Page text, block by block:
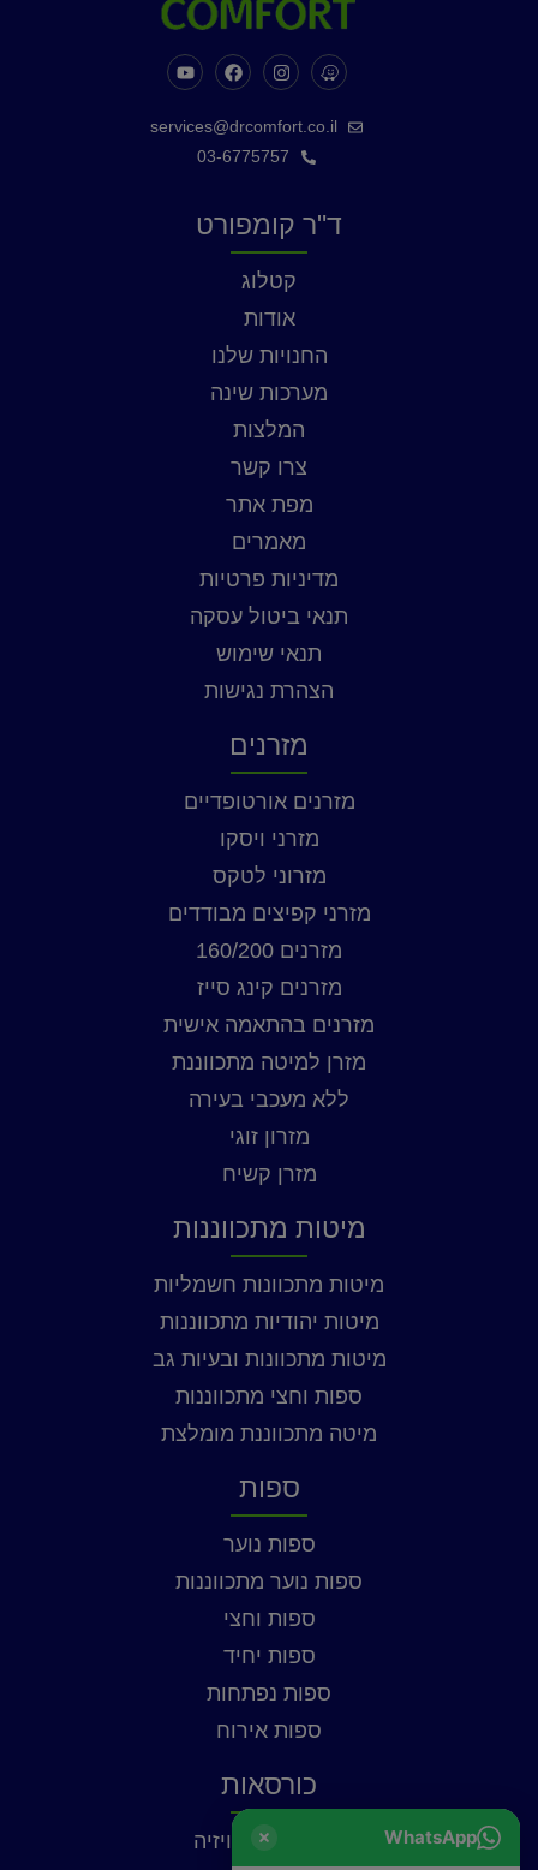
services@drcomfort.co.il
03-6775757
ד"ר קומפורט
קטלוג
אודות
החנויות שלנו
מערכות שינה
המלצות
צרו קשר
מפת אתר
מאמרים
מדיניות פרטיות
תנאי ביטול עסקה
תנאי שימוש
הצהרת נגישות
מזרנים
מזרנים אורטופדיים
מזרני ויסקו
מזרוני לטקס
מזרני קפיצים מבודדים
מזרנים 160/200
מזרנים קינג סייז
מזרנים בהתאמה אישית
מזרן למיטה מתכווננת
ללא מעכבי בעירה
מזרון זוגי
מזרן קשיח
מיטות מתכווננות
מיטות מתכוונות חשמליות
מיטות יהודיות מתכווננות
מיטות מתכוונות ובעיות גב
ספות וחצי מתכווננות
מיטה מתכווננת מומלצת
ספות
ספות נוער
ספות נוער מתכווננות
ספות וחצי
ספות יחיד
ספות נפתחות
ספות אירוח
כורסאות
כורסאות טלוויזיה
WhatsApp